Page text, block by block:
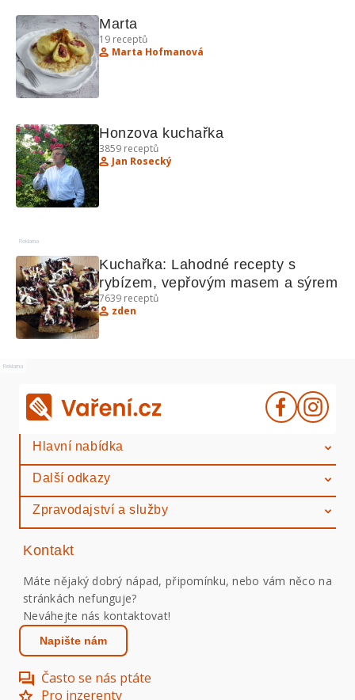
Marta
19 receptů
Marta Hofmanová
Honzova kuchařka
3859 receptů
Jan Rosecký
Reklama
Kuchařka: Lahodné recepty s
rybízem, vepřovým masem a sýrem
7639 receptů
zden
Reklama
Hlavní nabídka
Další odkazy
Zpravodajství a služby
Kontakt
Máte nějaký dobrý nápad, připomínku, nebo vám něco na
stránkách nefunguje?
Neváhejte nás kontaktovat!
Napište nám
Často se nás ptáte
Pro inzerenty